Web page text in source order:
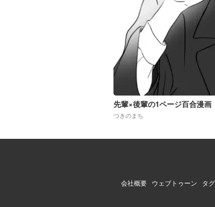
先輩×後輩の1ページ百合漫画
つきのまち
会社概要 ウェブトゥーン タ